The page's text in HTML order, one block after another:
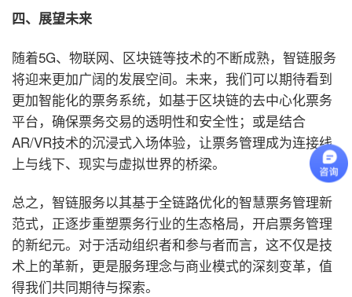
四、展望未来
随着5G、物联网、区块链等技术的不断成熟，智链服务
将迎来更加广阔的发展空间。未来，我们可以期待看到
更加智能化的票务系统，如基于区块链的去中心化票务
平台，确保票务交易的透明性和安全性；或是结合
AR/VR技术的沉浸式入场体验，让票务管理成为连接线
上与线下、现实与虚拟世界的桥梁。
总之，智链服务以其基于全链路优化的智慧票务管理新
范式，正逐步重塑票务行业的生态格局，开启票务管理
的新纪元。对于活动组织者和参与者而言，这不仅是技
术上的革新，更是服务理念与商业模式的深刻变革，值
得我们共同期待与探索。